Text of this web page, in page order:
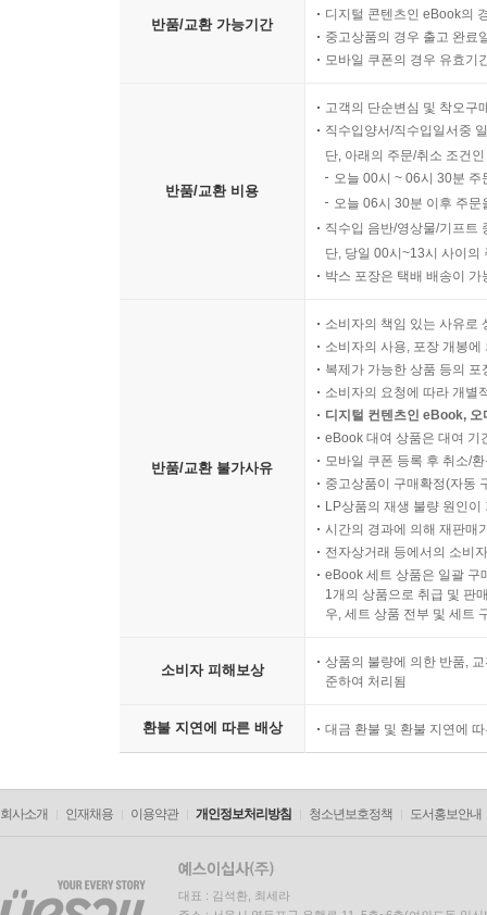
반품/교환 가능기간
디지털 콘텐츠인 eBook의
중고상품의 경우 출고 완료
모바일 쿠폰의 경우 유효기
반품/교환 비용
고객의 단순변심 및 착오구
직수입양서/직수입일서중
단, 아래의 주문/취소 조건
오늘 00시 ~ 06시 30분
오늘 06시 30분 이후 주
직수입 음반/영상물/기프트
단, 당일 00시~13시 사이의
박스 포장은 택배 배송이
반품/교환 불가사유
소비자의 책임 있는 사유로
소비자의 사용, 포장 개봉
복제가 가능한 상품 등의
소비자의 요청에 따라 개별
디지털 컨텐츠인 eBook,
eBook 대여 상품은 대여 기
모바일 쿠폰 등록 후 취소/
중고상품이 구매확정(자동
LP상품의 재생 불량 원인
시간의 경과에 의해 재판매
전자상거래 등에서의 소비
eBook 세트 상품은 일괄 구
1개의 상품으로 취급 및 판
우, 세트 상품 전부 및 세트
소비자 피해보상
상품의 불량에 의한 반품,
준하여 처리됨
환불 지연에 따른 배상 대금 환불 및 환불 지연에
회사소개 인재채용 이용약관 개인정보처리방침 청소년보호정책 도서홍보안내
대표 : 김석환, 최세라